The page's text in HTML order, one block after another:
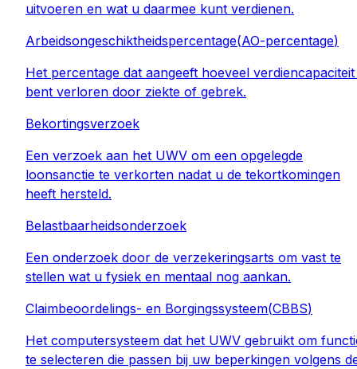
uitvoeren en wat u daarmee kunt verdienen.
Arbeidsongeschiktheidspercentage(AO-percentage)
Het percentage dat aangeeft hoeveel
bent verloren door ziekte of gebrek.
Bekortingsverzoek
Een verzoek aan het UWV om een opgelegde
loonsanctie te verkorten nadat u de tekortkomingen
heeft hersteld.
Belastbaarheidsonderzoek
Een onderzoek door de verzekeringsarts om vast te
stellen wat u fysiek en mentaal nog aankan.
Claimbeoordelings- en Borgingssysteem(CBBS)
Het computersysteem dat het UWV gebruikt om
te selecteren die passen bij uw beperkingen volgens